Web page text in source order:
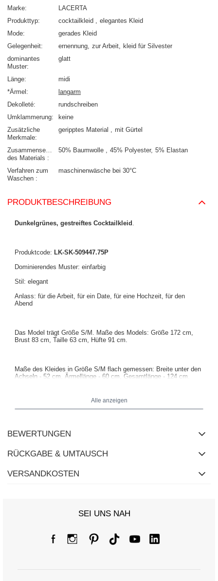
Marke
LACERTA
Produkttyp
cocktailkleid
elegantes Kleid
Mode
gerades Kleid
Gelegenheit
ernennung zur Arbeit
kleid für Silvester
dominantes
Muster
glatt
Länge
midi
*Ärmel
langarm
Dekolleté
rundschreiben
Umklammerung
keine
Zusätzliche
Merkmale
geripptes Material mit Gürtel
Zusammensetzung
des Materials
50% Baumwolle 45% Polyester 5% Elastan
Verfahren zum
Waschen
maschinenwäsche bei 30°C
PRODUKTBESCHREIBUNG
Dunkelgrünes, gestreiftes Cocktailkleid .
Produktcode: LK-SK-509447.75P
Dominierendes Muster: einfarbig
Stil: elegant
Anlass: für die Arbeit, für ein Date, für eine Hochzeit, für den
Abend
Das Model trägt Größe S/M. Maße des Models: Größe 172 cm,
Brust 83 cm, Taille 63 cm, Hüfte 91 cm.
Maße des Kleides in Größe S/M flach gemessen: Breite unter den
Achseln - 52 cm, Ärmellänge - 60 cm, Gesamtlänge - 124 cm.
Alle anzeigen
BEWERTUNGEN
RÜCKGABE & UMTAUSCH
VERSANDKOSTEN
SEI UNS NAH